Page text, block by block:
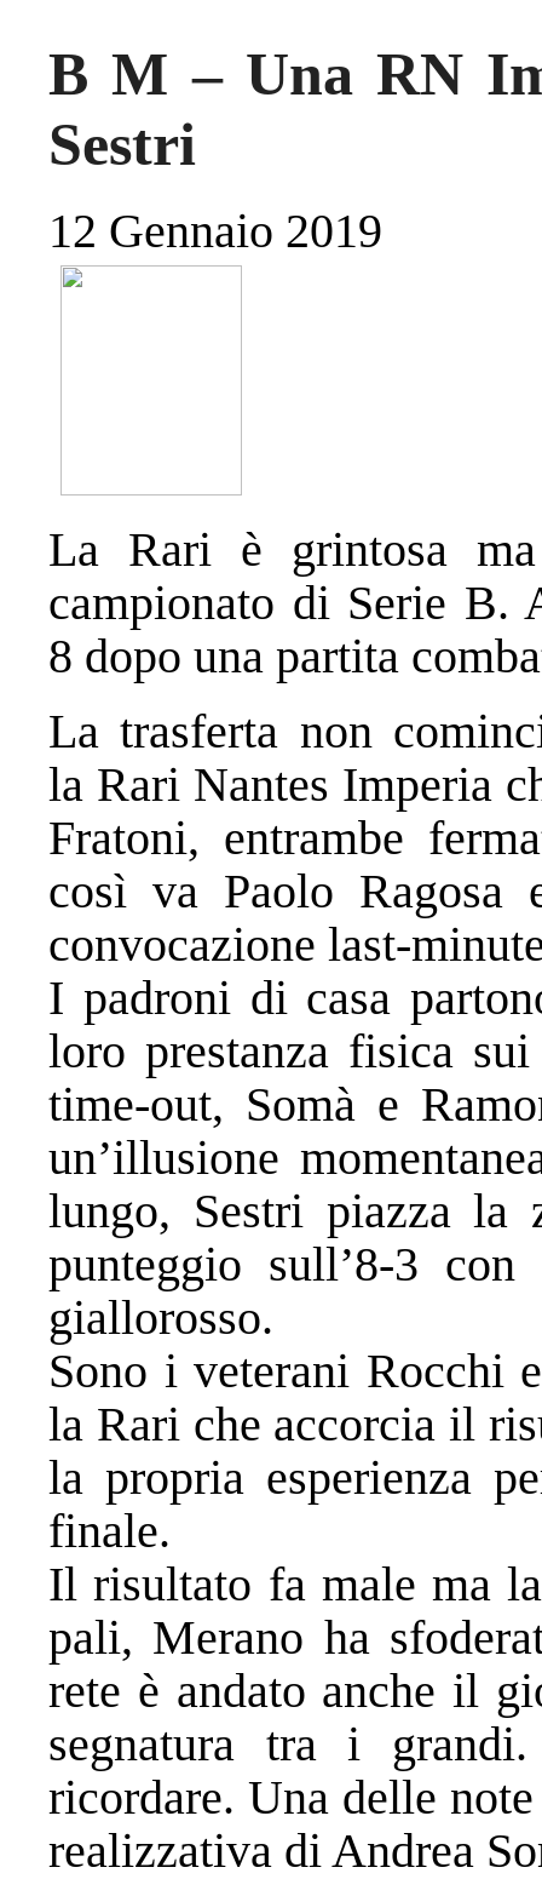
B M – Una RN
Sestri
12 Gennaio 2019
La Rari è grintosa
campionato di Serie B.
8 dopo una partita
La trasferta non
la Rari Nantes Imperia
Fratoni, entrambe
così va Paolo Ragosa
convocazione last-
I padroni di casa
loro prestanza fisica
time-out, Somà e
un’illusione
lungo, Sestri piazza la
punteggio sull’8-3
giallorosso.
Sono i veterani Rocchi
la Rari che accorcia il
la propria esperienza
finale.
Il risultato fa male ma
pali, Merano ha
rete è andato anche il
segnatura tra i
ricordare. Una delle
realizzativa di Andrea